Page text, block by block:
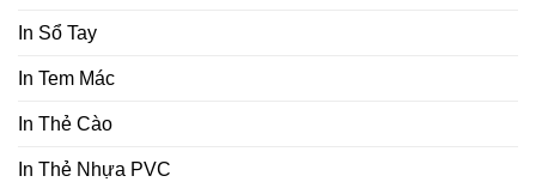
In Sổ Tay
In Tem Mác
In Thẻ Cào
In Thẻ Nhựa PVC